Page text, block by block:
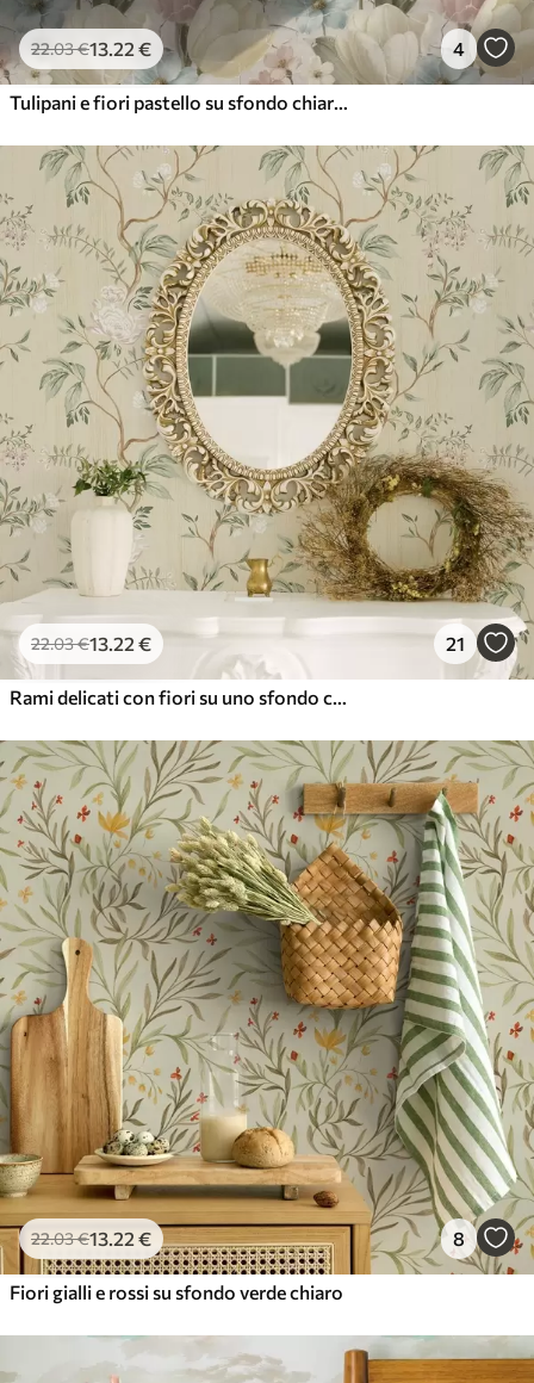
22.03€13.22 € 4
Tulipani e fiori pastello su sfondo chiaro screpolato
22.03€13.22 € 21
Rami delicati con fiori su uno sfondo color crema caldo
22.03€13.22 € 8
Fiori gialli e rossi su sfondo verde chiaro